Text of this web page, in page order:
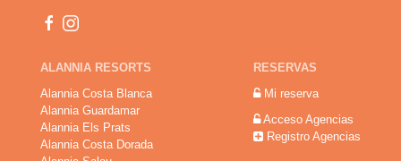
ALANNIA RESORTS
Alannia Costa Blanca
Alannia Guardamar
Alannia Els Prats
Alannia Costa Dorada
RESERVAS
Mi reserva
Acceso Agencias
Registro Agencias